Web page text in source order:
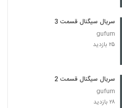
سریال سیگنال قسمت 3
gufum
۲۵ بازدید
سریال سیگنال قسمت 2
gufum
۲۸ بازدید